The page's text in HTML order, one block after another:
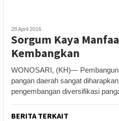
28 April 2016
Sorgum Kaya
Kembangkan
WONOSARI, (KH)—
pangan daerah sangat
pengembangan diversifikasi
BERITA TERKAIT